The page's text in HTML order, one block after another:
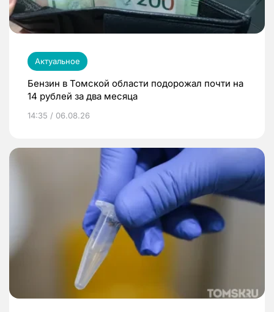
Актуальное
Бензин в Томской области подорожал почти на
14 рублей за два месяца
14:35 / 06.08.26